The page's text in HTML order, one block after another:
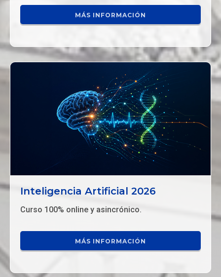
MÁS INFORMACIÓN
Inteligencia Artificial 2026
Curso 100% online y asincrónico.
MÁS INFORMACIÓN